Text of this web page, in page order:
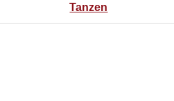
Tanzen